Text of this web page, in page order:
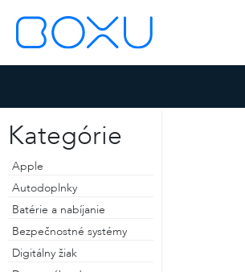
Kategórie
Apple
Autodoplnky
Batérie a nabíjanie
Bezpečnostné systémy
Digitálny žiak